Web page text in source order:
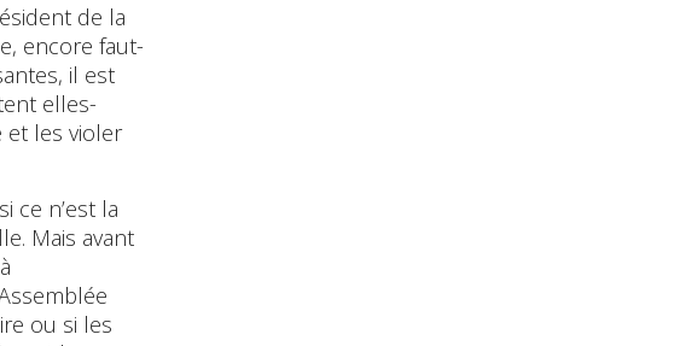
de la
encore faut-
il est
elles-
et les violer
ce n’est la
Mais avant
ou si les